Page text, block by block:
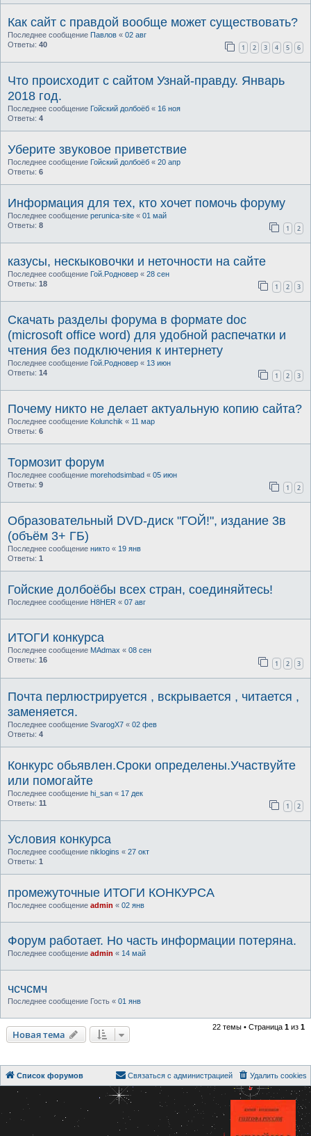
Как сайт с правдой вообще может существовать?
Последнее сообщение Павлов « 02 авг
Ответы: 40 1 2 3 4 5 6
Что происходит с сайтом Узнай-правду. Январь
2018 год.
Последнее сообщение Гойский долбоёб « 16 ноя
Ответы: 4
Уберите звуковое приветствие
Последнее сообщение Гойский долбоёб « 20 апр
Ответы: 6
Информация для тех, кто хочет помочь форуму
Последнее сообщение perunica-site « 01 май
Ответы: 8 1 2
казусы, нескыковочки и неточности на сайте
Последнее сообщение Гой.Родновер « 28 сен
Ответы: 18 1 2 3
Скачать разделы форума в формате doc
(microsoft office word) для удобной распечатки и
чтения без подключения к интернету
Последнее сообщение Гой.Родновер « 13 июн
Ответы: 14 1 2 3
Почему никто не делает актуальную копию сайта?
Последнее сообщение Kolunchik « 11 мар
Ответы: 6
Тормозит форум
Последнее сообщение morehodsimbad « 05 июн
Ответы: 9 1 2
Образовательный DVD-диск "ГОЙ!", издание 3в
(объём 3+ ГБ)
Последнее сообщение никто « 19 янв
Ответы: 1
Гойские долбоёбы всех стран, соединяйтесь!
Последнее сообщение H8HER « 07 авг
ИТОГИ конкурса
Последнее сообщение MAdmax « 08 сен
Ответы: 16 1 2 3
Почта перлюстрируется , вскрывается , читается ,
заменяется.
Последнее сообщение SvarogX7 « 02 фев
Ответы: 4
Конкурс обьявлен.Сроки определены.Участвуйте
или помогайте
Последнее сообщение hi_san « 17 дек
Ответы: 11 1 2
Условия конкурса
Последнее сообщение niklogins « 27 окт
Ответы: 1
промежуточные ИТОГИ КОНКУРСА
Последнее сообщение admin « 02 янв
Форум работает. Но часть информации потеряна.
Последнее сообщение admin « 14 май
чсчсмч
Последнее сообщение Гость « 01 янв
Новая тема
22 темы • Страница 1 из 1
Список форумов Удалить cookies
Связаться с администрацией